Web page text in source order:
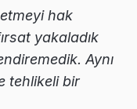
hak
yakaladık
Aynı
tehlikeli bir